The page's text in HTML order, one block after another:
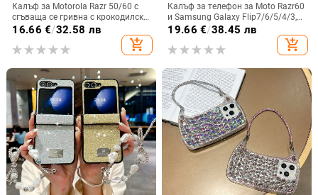
Калъф за Motorola Razr 50/60 с
сгъваща се гривна с крокодилски
релеф
16.66 €/32.58 лв
add_shopping_cart
Калъф за телефон за Moto Razr60
и Samsung Galaxy Flip7/6/5/4/3,
сгъваем с пръстен, защита от
изпускане, минималистичен PU
кожен калъф, ръчна изработка
19.66 €/38.45 лв
add_shopping_cart